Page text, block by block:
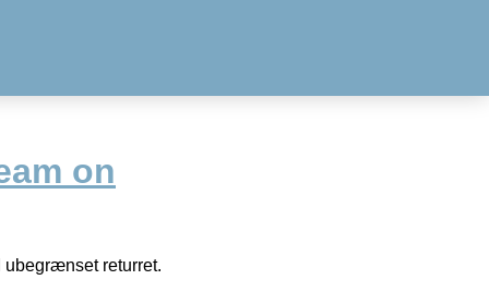
on
returret.